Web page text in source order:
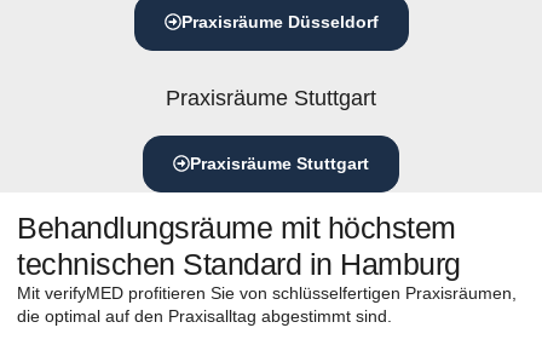
Praxisräume Düsseldorf
Praxisräume Stuttgart
Praxisräume Stuttgart
Behandlungsräume mit höchstem
technischen Standard in Hamburg
Mit verifyMED profitieren Sie von schlüsselfertigen Praxisräumen,
die optimal auf den Praxisalltag abgestimmt sind.